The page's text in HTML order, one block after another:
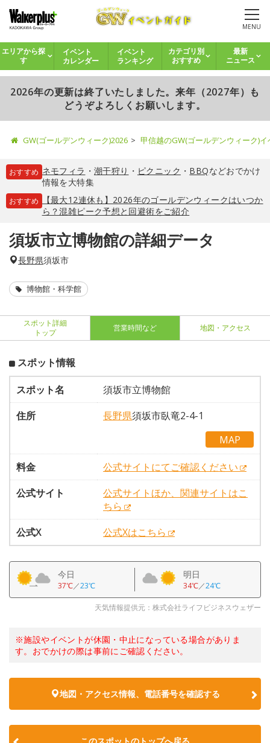
MENU
エリアから探
す
イベント
カレンダー
イベント
ランキング
カテゴリ別
おすすめ
最新
ニュース
2026年の更新は終了いたしました。来年（2027年）も
どうぞよろしくお願いします。
GW(ゴールデンウィーク)2026 甲信越のGW(ゴールデンウィーク)
おすすめ ネモフィラ ・ 潮干狩り ・ ピクニック ・ BBQなどおでかけ
情報を大特集
おすすめ
【最大12連休も】2026年のゴールデンウィークはいつか
ら？混雑ピーク予想と回避術をご紹介
須坂市立博物館の詳細データ
長野県須坂市
博物館・科学館
スポット詳細
トップ
営業時間など 地図・アクセス
スポット情報
スポット名
須坂市立博物館
住所
長野県須坂市臥竜2-4-1
MAP
料金
公式サイトにてご確認ください
公式サイト
公式サイトほか、関連サイトはこ
ちら
公式X
公式Xはこちら
今日
37℃／23℃
明日
34℃／24℃
天気情報提供元：株式会社ライフビジネスウェザー
※施設やイベントが休園・中止になっている場合がありま
す。おでかけの際は事前にご確認ください。
地図・アクセス情報、電話番号を確認する